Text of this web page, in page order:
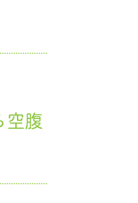
空腹